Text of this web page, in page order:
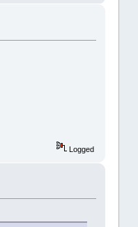
Logged